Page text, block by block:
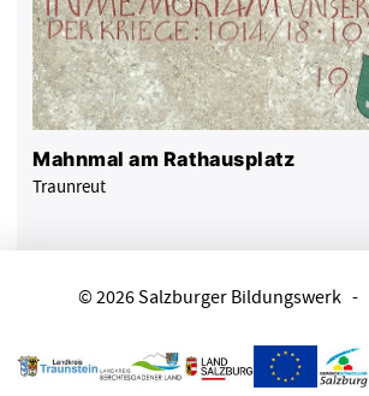
Mahnmal am Rathausplatz
Traunreut
© 2026 Salzburger Bildungswerk -